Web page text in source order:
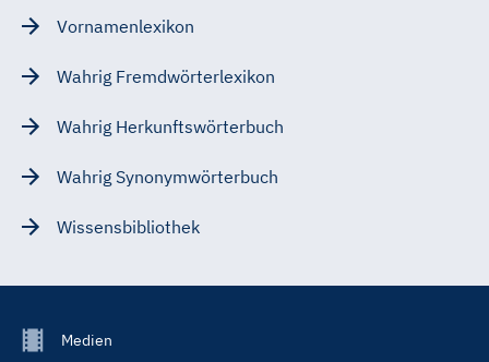
Vornamenlexikon
Wahrig Fremdwörterlexikon
Wahrig Herkunftswörterbuch
Wahrig Synonymwörterbuch
Wissensbibliothek
FooterMedien